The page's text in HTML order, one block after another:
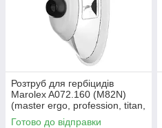
Розтруб для гербіцидів
Marolex A072.160 (M82N)
(master ergo, profession, titan,
x-line)
Готово до відправки